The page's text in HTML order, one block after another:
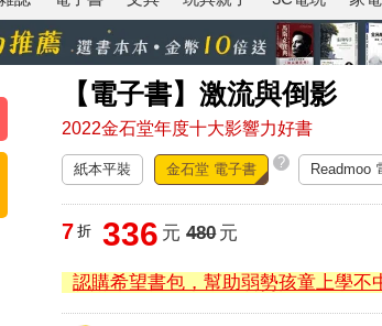
【電子書】激流與倒影
2022金石堂年度十大影響力好書
紙本平裝 金石堂 電子書 ? Readmoo
7 折 336 元 480元
認購希望書包，幫助弱勢孩童上學不